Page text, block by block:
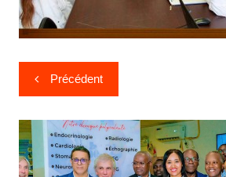
Précédent